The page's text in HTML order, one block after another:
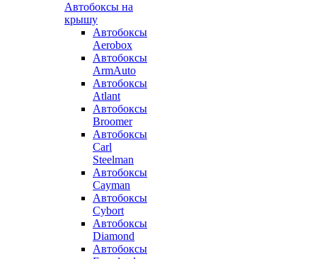
Автобоксы на
крышу
Автобоксы
Aerobox
Автобоксы
ArmAuto
Автобоксы
Atlant
Автобоксы
Broomer
Автобоксы
Carl
Steelman
Автобоксы
Cayman
Автобоксы
Cybort
Автобоксы
Diamond
Автобоксы